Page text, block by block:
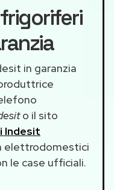
in garanzia
o il sito
Indesit
elettrodomestici
le case ufficiali.